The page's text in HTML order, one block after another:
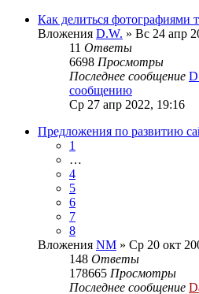
Как делиться фотографиями
Вложения D.W. » Вс 24 апр
11 Ответы
6698 Просмотры
Последнее сообщение
сообщению
Ср 27 апр 2022, 19:16
Предложения по развитию
1
…
4
5
6
7
8
Вложения NM » Ср 20 окт
148 Ответы
178665 Просмотры
Последнее сообщение